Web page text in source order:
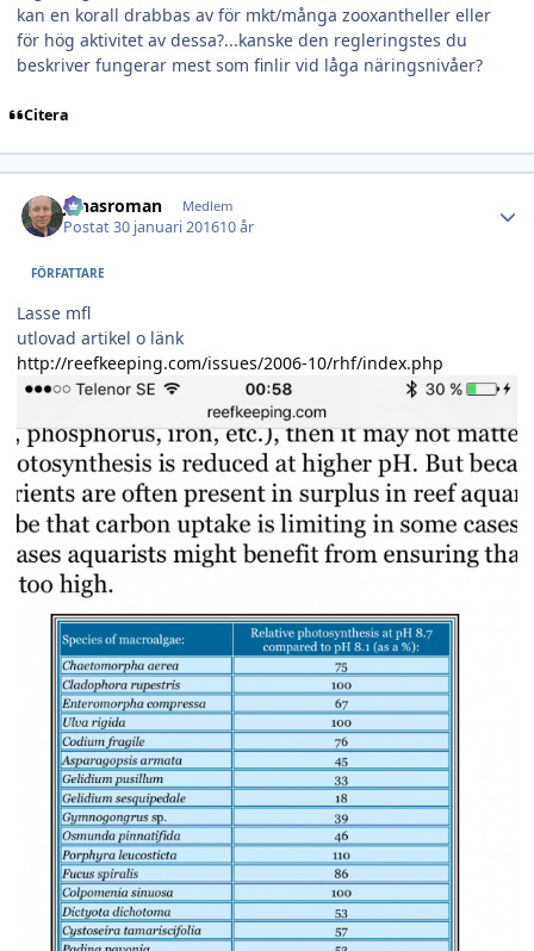
kan en korall drabbas av för mkt/många zooxantheller eller
för hög aktivitet av dessa?...kanske den regleringstes du
beskriver fungerar mest som finlir vid låga näringsnivåer?
Citera
jonasroman Medlem
Postat30 januari 201610 år
FÖRFATTARE
Lasse mfl
utlovad artikel o länk
http://reefkeeping.com/issues/2006-10/rhf/index.php